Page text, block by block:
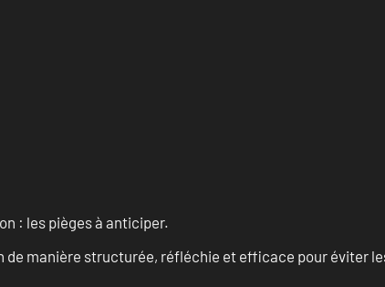
: les pièges à anticiper.
de manière structurée, réfléchie et efficace pour éviter